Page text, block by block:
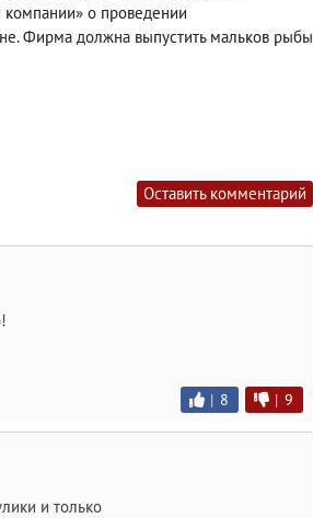
компании» о проведении
Фирма должна выпустить мальков рыбы
Оставить комментарий
| 8 | 9
и только